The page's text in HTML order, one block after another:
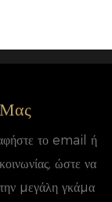
το email ή
ώστε να
μεγάλη γκάμα